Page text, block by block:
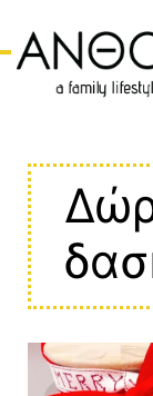
περιεχόμενο